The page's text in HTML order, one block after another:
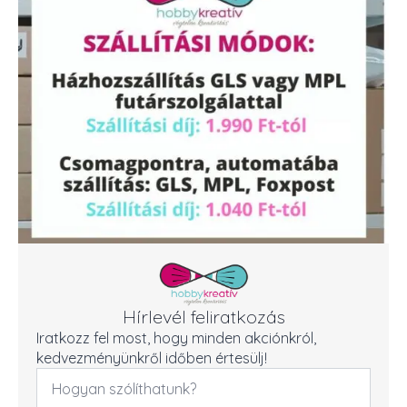
Hírlevél feliratkozás
Iratkozz fel most, hogy minden akciónkról,
kedvezményünkről időben értesülj!
Név